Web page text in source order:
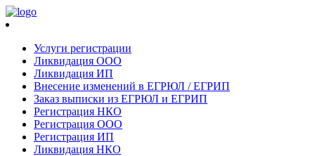
Услуги регистрации
Ликвидация ООО
Ликвидация ИП
Внесение изменений в ЕГРЮЛ / ЕГРИП
Заказ выписки из ЕГРЮЛ и ЕГРИП
Регистрация НКО
Регистрация ООО
Регистрация ИП
Ликвидация НКО